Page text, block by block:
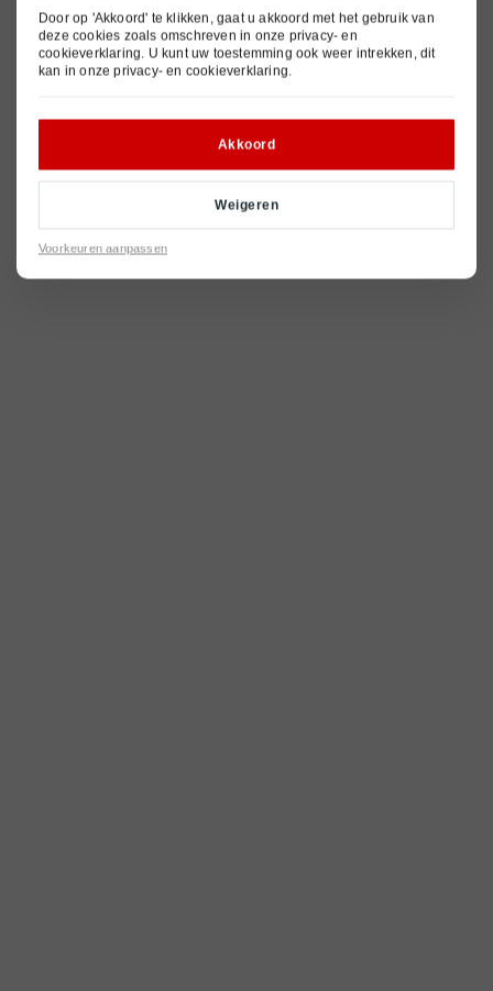
Door op 'Akkoord' te klikken, gaat u akkoord met het gebruik van
deze cookies zoals omschreven in onze privacy- en
cookieverklaring. U kunt uw toestemming ook weer intrekken, dit
kan in onzeprivacy- en cookieverklaring.
Akkoord
Weigeren
Voorkeuren aanpassen